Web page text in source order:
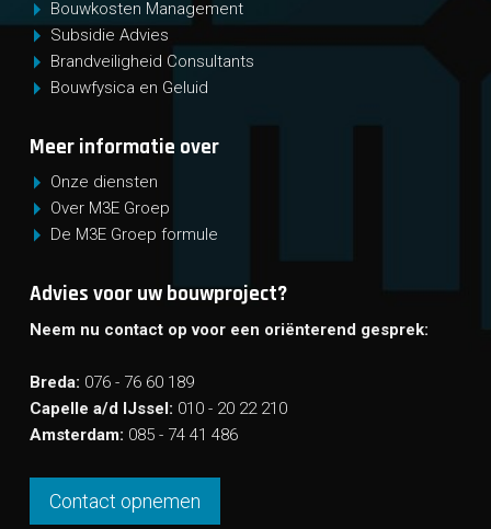
Bouwkosten Management
Subsidie Advies
Brandveiligheid Consultants
Bouwfysica en Geluid
Meer informatie over
Onze diensten
Over M3E Groep
De M3E Groep formule
Advies voor uw bouwproject?
Neem nu contact op voor een oriënterend gesprek:
Breda: 076 - 76 60 189
Capelle a/d IJssel: 010 - 20 22 210
Amsterdam: 085 - 74 41 486
Contact opnemen